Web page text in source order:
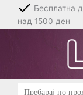
content
Бесплатна
над 1500 ден
Барај